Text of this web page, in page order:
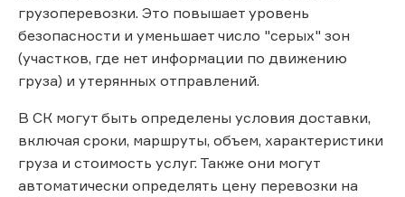
грузоперевозки. Это повышает уровень
безопасности и уменьшает число "серых" зон
(участков, где нет информации по движению
груза) и утерянных отправлений.
В СК могут быть определены условия доставки,
включая сроки, маршруты, объем, характеристики
груза и стоимость услуг. Также они могут
автоматически определять цену перевозки на